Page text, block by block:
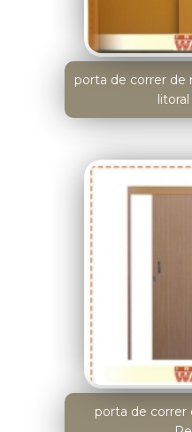
porta de correr de
porta de correr